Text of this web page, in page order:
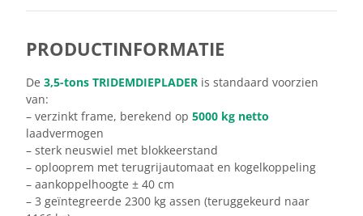
PRODUCTINFORMATIE
De 3,5-tons TRIDEMDIEPLADER is standaard voorzien
van:
– verzinkt frame, berekend op 5000 kg netto
laadvermogen
– sterk neuswiel met blokkeerstand
– oplooprem met terugrijautomaat en kogelkoppeling
– aankoppelhoogte ± 40 cm
– 3 geïntegreerde 2300 kg assen (teruggekeurd naar